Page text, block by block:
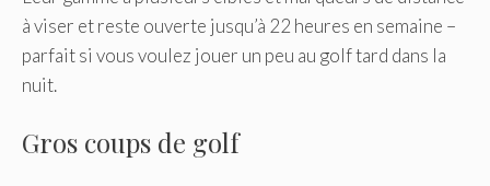
à viser et reste ouverte jusqu’à 22 heures en semaine –
parfait si vous voulez jouer un peu au golf tard dans la
nuit.
Gros coups de golf